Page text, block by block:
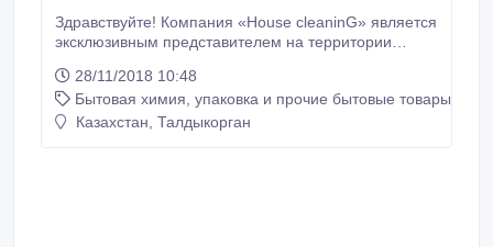
Здравствуйте! Компания «House cleaninG» является
эксклюзивным представителем на территории
продукция изготавливается из высококачественных
ингредиентов по современной технологии,
разработанной специалистами компании, при этом
28/11/2018 10:48
Бытовая химия, упаковка и прочие бытовые товары
Казахстан, Талдыкорган